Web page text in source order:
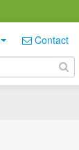
Contact